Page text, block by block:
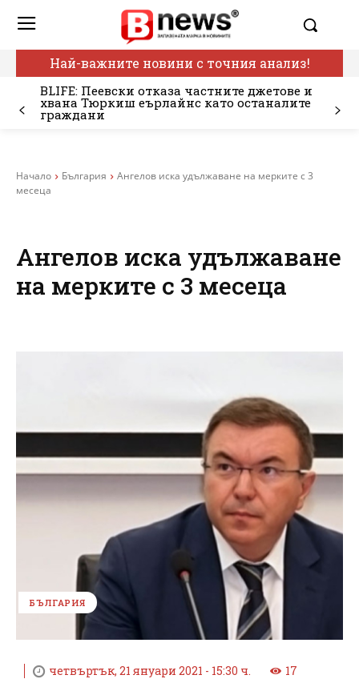
Най-важните новини с точния анализ!
BLIFE: Пеевски отказа частните джетове и
хвана Тюркиш еърлайнс като останалите
граждани
Начало България
Ангелов иска удължаване на мерките с 3
месеца
Ангелов иска удължаване
на мерките с 3 месеца
БЪЛГАРИЯ
четвъртък, 21 януари 2021 - 15:30 ч. 17